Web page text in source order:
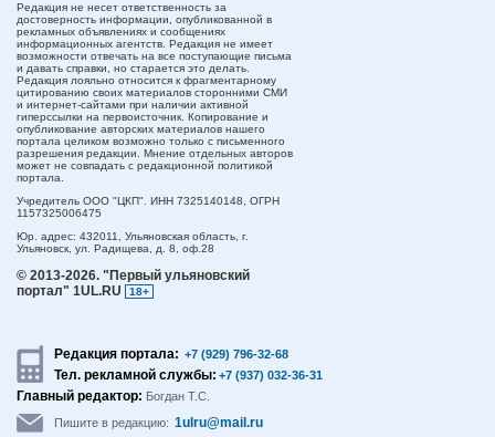
Редакция не несет ответственность за
достоверность информации, опубликованной в
рекламных объявлениях и сообщениях
информационных агентств. Редакция не имеет
возможности отвечать на все поступающие письма
и давать справки, но старается это делать.
Редакция лояльно относится к фрагментарному
цитированию своих материалов сторонними СМИ
и интернет-сайтами при наличии активной
гиперссылки на первоисточник. Копирование и
опубликование авторских материалов нашего
портала целиком возможно только с письменного
разрешения редакции. Мнение отдельных авторов
может не совпадать с редакционной политикой
портала.
Учредитель ООО "ЦКП". ИНН 7325140148, ОГРН
1157325006475
Юр. адрес: 432011, Ульяновская область, г.
Ульяновск, ул. Радищева, д. 8, оф.28
© 2013-2026. "Первый ульяновский
портал" 1UL.RU
18+
Редакция портала: +7 (929) 796-32-68
Тел. рекламной службы: +7 (937) 032-36-31
Главный редактор: Богдан Т.С.
Пишите в редакцию: 1ulru@mail.ru